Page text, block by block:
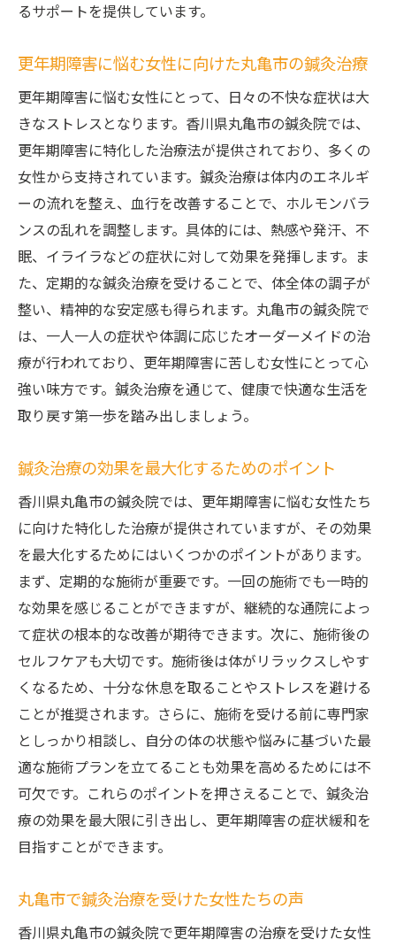
るサポートを提供しています。
更年期障害に悩む女性に向けた丸亀市の鍼灸治療
更年期障害に悩む女性にとって、日々の不快な症状は大
きなストレスとなります。香川県丸亀市の鍼灸院では、
更年期障害に特化した治療法が提供されており、多くの
女性から支持されています。鍼灸治療は体内のエネルギ
ーの流れを整え、血行を改善することで、ホルモンバラ
ンスの乱れを調整します。具体的には、熱感や発汗、不
眠、イライラなどの症状に対して効果を発揮します。ま
た、定期的な鍼灸治療を受けることで、体全体の調子が
整い、精神的な安定感も得られます。丸亀市の鍼灸院で
は、一人一人の症状や体調に応じたオーダーメイドの治
療が行われており、更年期障害に苦しむ女性にとって心
強い味方です。鍼灸治療を通じて、健康で快適な生活を
取り戻す第一歩を踏み出しましょう。
鍼灸治療の効果を最大化するためのポイント
香川県丸亀市の鍼灸院では、更年期障害に悩む女性たち
に向けた特化した治療が提供されていますが、その効果
を最大化するためにはいくつかのポイントがあります。
まず、定期的な施術が重要です。一回の施術でも一時的
な効果を感じることができますが、継続的な通院によっ
て症状の根本的な改善が期待できます。次に、施術後の
セルフケアも大切です。施術後は体がリラックスしやす
くなるため、十分な休息を取ることやストレスを避ける
ことが推奨されます。さらに、施術を受ける前に専門家
としっかり相談し、自分の体の状態や悩みに基づいた最
適な施術プランを立てることも効果を高めるためには不
可欠です。これらのポイントを押さえることで、鍼灸治
療の効果を最大限に引き出し、更年期障害の症状緩和を
目指すことができます。
丸亀市で鍼灸治療を受けた女性たちの声
香川県丸亀市の鍼灸院で更年期障害の治療を受けた女性